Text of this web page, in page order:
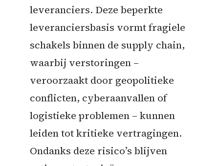
leveranciers. Deze beperkte
leveranciersbasis vormt fragiele
schakels binnen de supply chain,
waarbij verstoringen –
veroorzaakt door geopolitieke
conflicten, cyberaanvallen of
logistieke problemen – kunnen
leiden tot kritieke vertragingen.
Ondanks deze risico’s blijven